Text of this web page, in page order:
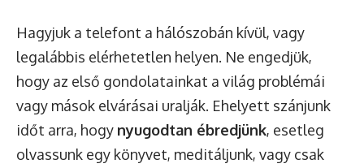
Hagyjuk a telefont a hálószobán kívül, vagy
legalábbis elérhetetlen helyen. Ne engedjük,
hogy az első gondolatainkat a világ problémái
vagy mások elvárásai uralják. Ehelyett szánjunk
időt arra, hogy nyugodtan ébredjünk, esetleg
olvassunk egy könyvet, meditáljunk, vagy csak